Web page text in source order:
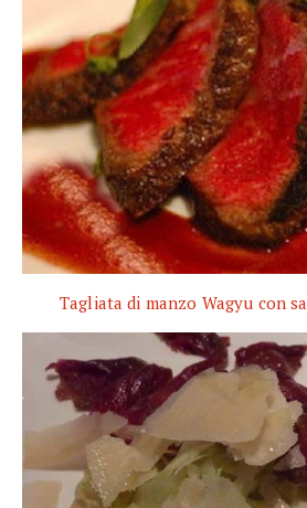
Tagliata di manzo Wagyu con